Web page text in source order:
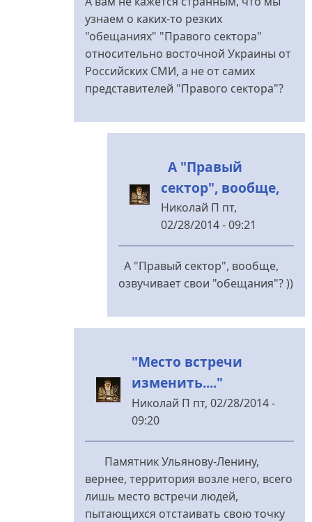
pslonah
узнаем о каких-то резких
"обещаниях" "Правого сектора"
относительно восточной Украины от
Российских СМИ, а не от самих
представителей "Правого сектора"?
А "Правый
сектор", вообще,
Николай П пт,
02/28/2014 - 09:21
У
відповідь
не
странным,
від
moderator
А "Правый сектор", вообще,
озвучивает свои "обещания"? ))
"Место встречи
изменить...."
Николай П пт, 02/28/2014 -
09:20
У
відповідь
Ну
Памятник Ульянову-Ленину,
вернее, территория возле него, всего
лишь место встречи людей,
пытающихся отстаивать свою точку